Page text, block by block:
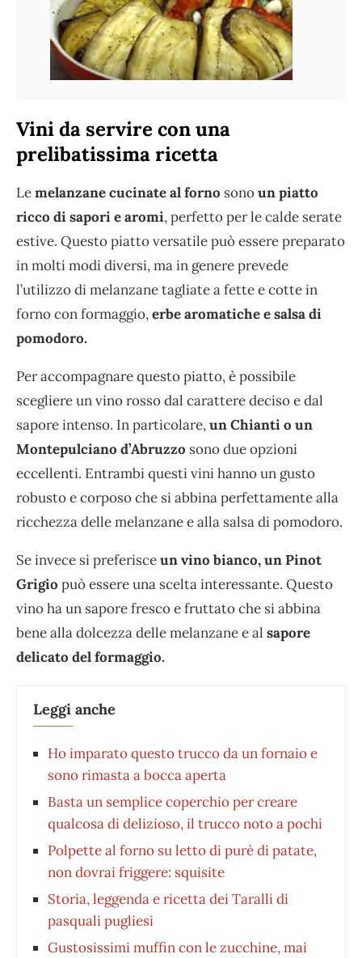
Vini da servire con una
prelibatissima ricetta
Lemelanzane cucinate al forno sonoun piatto
ricco di sapori e aromi, perfetto per le calde serate
estive. Questo piatto versatile può essere preparato
in molti modi diversi, ma in genere prevede
l’utilizzo di melanzane tagliate a fette e cotte in
forno con formaggio,erbe aromatiche e salsa di
pomodoro.
Per accompagnare questo piatto, è possibile
scegliere un vino rosso dal carattere deciso e dal
sapore intenso. In particolare,un Chianti o un
Montepulciano d’Abruzzo sono due opzioni
eccellenti. Entrambi questi vini hanno un gusto
robusto e corposo che si abbina perfettamente alla
ricchezza delle melanzane e alla salsa di pomodoro.
Se invece si preferisceun vino bianco, un Pinot
Grigio può essere una scelta interessante. Questo
vino ha un sapore fresco e fruttato che si abbina
bene alla dolcezza delle melanzane e al sapore
delicato del formaggio.
Leggi anche
Ho imparato questo trucco da un fornaio e
sono rimasta a bocca aperta
Basta un semplice coperchio per creare
qualcosa di delizioso, il trucco noto a pochi
Polpette al forno su letto di purè di patate,
non dovrai friggere: squisite
Storia, leggenda e ricetta dei Taralli di
pasquali pugliesi
Gustosissimi muffin con le zucchine, mai